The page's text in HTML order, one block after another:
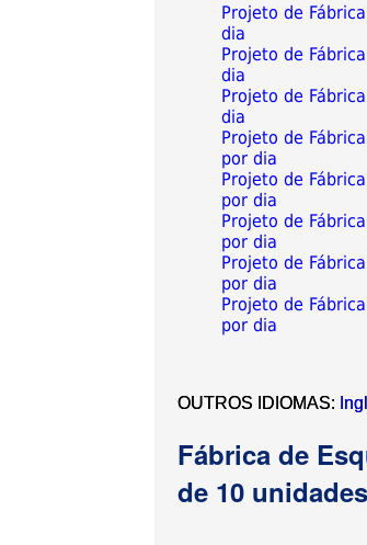
Projeto de
dia
Projeto de
dia
Projeto de
dia
Projeto de
por dia
Projeto de
por dia
Projeto de
por dia
Projeto de
por dia
Projeto de
por dia
OUTROS IDIOMAS:
Fábrica de
de 10